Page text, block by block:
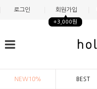
로그인 회원가입
+3,000원
NEW10% BEST